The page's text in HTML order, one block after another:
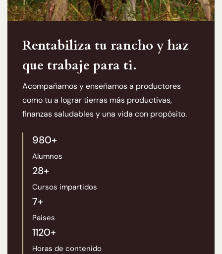
Rentabiliza tu rancho y haz
que trabaje para ti.
Acompañamos y enseñamos a productores
como tu a lograr tierras más productivas,
finanzas saludables y una vida con propósito.
980+
Alumnos
28+
Cursos impartidos
7+
Paises
1120+
Horas de contenido